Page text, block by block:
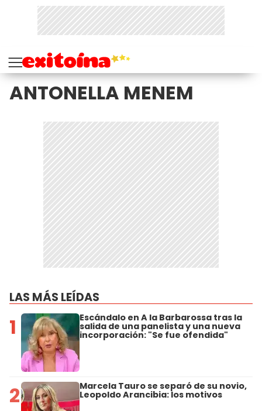
ANTONELLA MENEM
LAS MÁS LEÍDAS
1 Escándalo en A la Barbarossa tras la
salida de una panelista y una nueva
incorporación: "Se fue ofendida"
2 Marcela Tauro se separó de su novio,
Leopoldo Arancibia: los motivos